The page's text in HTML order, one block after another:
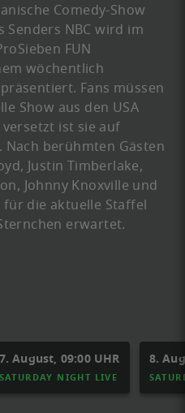
Comedy-Show
Senders NBC wird im
FUN
wöchentlich
Fans müssen
Show aus den USA
ist sie auf
Nach berühmten Gästen
Justin Timberlake,
Johnny Knoxville und
die aktuelle Staffel
erwartet.
7. August, 09:00 UHR
SATURDAY NIGHT LIVE
8.